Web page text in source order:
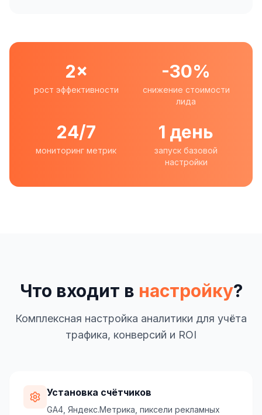
2×
рост эффективности
-30%
снижение стоимости
лида
24/7
мониторинг метрик
1 день
запуск базовой
настройки
Что входит в настройку?
Комплексная настройка аналитики для учёта
трафика, конверсий и ROI
Установка счётчиков
GA4, Яндекс.Метрика, пиксели рекламных